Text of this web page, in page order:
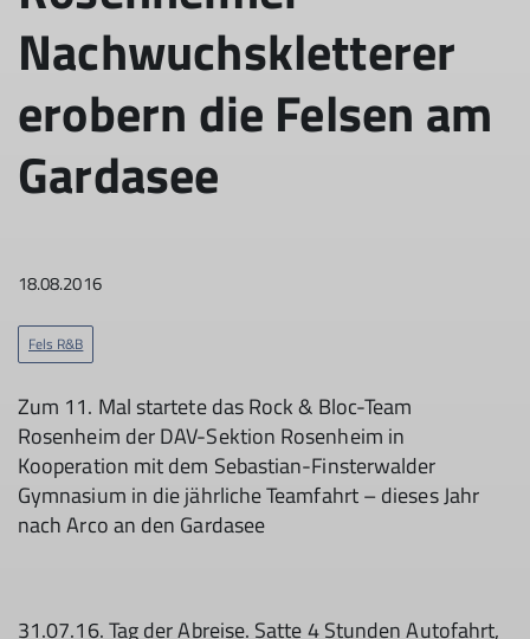
Nachwuchskletterer
erobern die Felsen am
Gardasee
18.08.2016
Fels R&B
Zum 11. Mal startete das Rock & Bloc-Team
Rosenheim der DAV-Sektion Rosenheim in
Kooperation mit dem Sebastian-Finsterwalder
Gymnasium in die jährliche Teamfahrt – dieses Jahr
nach Arco an den Gardasee
31.07.16. Tag der Abreise. Satte 4 Stunden Autofahrt,